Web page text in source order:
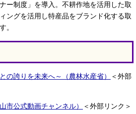
ー制度」を導入。不耕作地を活用した取
ングを活用し特産品をブランド化する取
。
の誇りを未来へ～（農林水産省）
＜外部
市公式動画チャンネル） ＜外部リンク＞